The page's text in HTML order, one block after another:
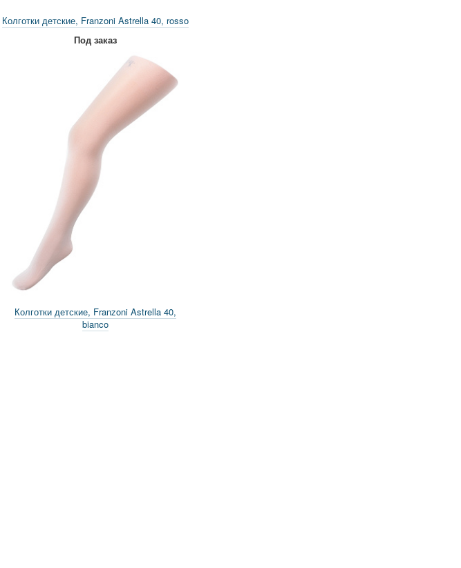
Колготки детские, Franzoni Astrella 40, rosso
Под заказ
Колготки детские, Franzoni Astrella 40,
bianco